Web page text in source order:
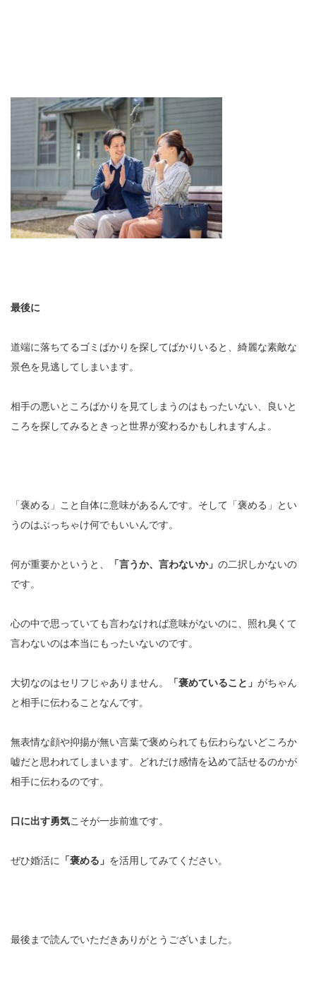
最後に
道端に落ちてるゴミばかりを探してばかりいると、綺麗な素敵な
景色を見逃してしまいます。
相手の悪いところばかりを見てしまうのはもったいない、良いと
ころを探してみるときっと世界が変わるかもしれますんよ。
「褒める」こと自体に意味があるんです。そして「褒める」とい
うのはぶっちゃけ何でもいいんです。
何が重要かというと、 「言うか、言わないか」 の二択しかないの
です。
心の中で思っていても言わなければ意味がないのに、照れ臭くて
言わないのは本当にもったいないのです。
大切なのはセリフじゃありません。 「褒めていること」 がちゃん
と相手に伝わることなんです。
無表情な顔や抑揚が無い言葉で褒められても伝わらないどころか
嘘だと思われてしまいます。どれだけ感情を込めて話せるのかが
相手に伝わるのです。
口に出す勇気こそが一歩前進です。
ぜひ婚活に 「褒める」 を活用してみてください。
最後まで読んでいただきありがとうございました。